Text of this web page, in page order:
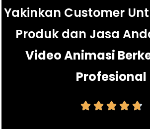
Yakinkan Customer
Produk dan Jasa
Video Animasi
Profesional
    